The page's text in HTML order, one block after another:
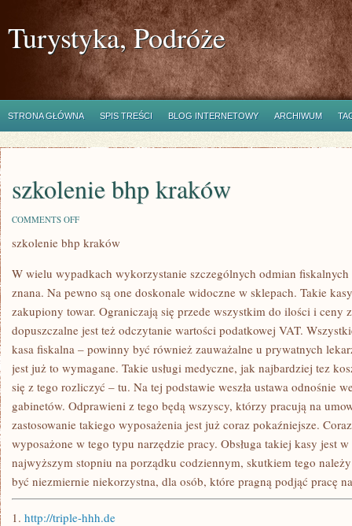
Turystyka, Podróże
STRONA GŁÓWNA SPIS TREŚCI BLOG INTERNETOWY ARCHIWUM
szkolenie bhp kraków
COMMENTS OFFON
BHP
szkolenie bhp kraków
W wielu wypadkach wykorzystanie szczególnych odmian fiskalnych
znana. Na pewno są one doskonale widoczne w sklepach. Takie
zakupiony towar. Ograniczają się przede wszystkim do ilości i ceny
dopuszczalne jest też odczytanie wartości podatkowej VAT.
kasa fiskalna – powinny być również zauważalne u prywatnych
jest już to wymagane. Takie usługi medyczne, jak najbardziej tez
się z tego rozliczyć – tu. Na tej podstawie weszła ustawa odnośnie
gabinetów. Odprawieni z tego będą wszyscy, którzy pracują na
zastosowanie takiego wyposażenia jest już coraz pokaźniejsze.
wyposażone w tego typu narzędzie pracy. Obsługa takiej kasy jest
najwyższym stopniu na porządku codziennym, skutkiem tego
być niezmiernie niekorzystna, dla osób, które pragną podjąć pracę
1. http://triple-hhh.de